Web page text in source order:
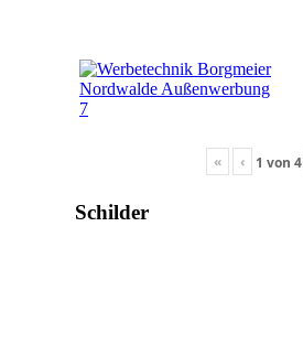
« ‹ 1 von4
Schilder